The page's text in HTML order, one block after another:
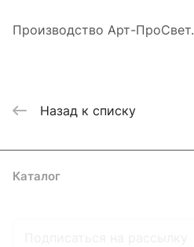
Производство Арт-ПроСвет.
Назад к списку
Каталог